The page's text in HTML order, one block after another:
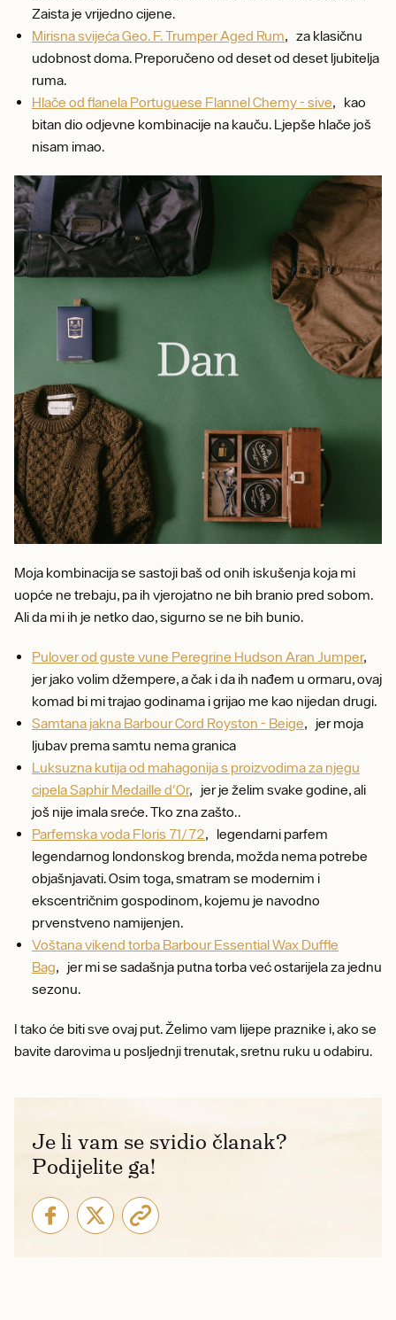
Zaista je vrijedno cijene.
Mirisna svijeća Geo. F. Trumper Aged Rum, za klasičnu
udobnost doma. Preporučeno od deset od deset ljubitelja
ruma.
Hlače od flanela Portuguese Flannel Chemy - sive, kao
bitan dio odjevne kombinacije na kauču. Ljepše hlače još
nisam imao.
Moja kombinacija se sastoji baš od onih iskušenja koja mi
uopće ne trebaju, pa ih vjerojatno ne bih branio pred sobom.
Ali da mi ih je netko dao, sigurno se ne bih bunio.
Pulover od guste vune Peregrine Hudson Aran Jumper,
jer jako volim džempere, a čak i da ih nađem u ormaru, ovaj
komad bi mi trajao godinama i grijao me kao nijedan drugi.
Samtana jakna Barbour Cord Royston - Beige, jer moja
ljubav prema samtu nema granica
Luksuzna kutija od mahagonija s proizvodima za njegu
cipela Saphir Medaille d'Or, jer je želim svake godine, ali
još nije imala sreće. Tko zna zašto..
Parfemska voda Floris 71/72, legendarni parfem
legendarnog londonskog brenda, možda nema potrebe
objašnjavati. Osim toga, smatram se modernim i
ekscentričnim gospodinom, kojemu je navodno
prvenstveno namijenjen.
Voštana vikend torba Barbour Essential Wax Duffle
Bag, jer mi se sadašnja putna torba već ostarijela za jednu
sezonu.
I tako će biti sve ovaj put. Želimo vam lijepe praznike i, ako se
bavite darovima u posljednji trenutak, sretnu ruku u odabiru.
Je li vam se svidio članak?
Podijelite ga!